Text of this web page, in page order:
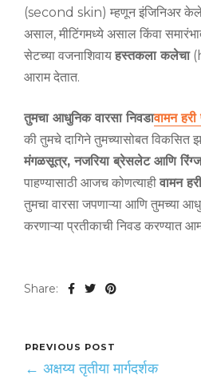
(second skin) म्हणून इंजिनिअर
असाल, मीटिंगमध्ये असाल किंवा
सेटच्या वजनाशिवायहस्तकला कलेचा
आराम देतात.
तुमचा आधुनिक वारसा निवडावामन
की तुमचे दागिने तुमच्यासोबत विकसित
मंगळसूत्र, नजरिया ब्रेसलेट आणि रिंग्ज
पाहण्यासाठी आजच कोणत्याहीवामन
तुमचा वारसा जपणाऱ्या आणि तुमच्या
करणाऱ्या प्रतीकाची निवड करण्यात
Share:
PREVIOUS POST
← अक्षय्य तृतीया मार्गदर्शक